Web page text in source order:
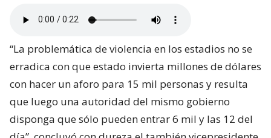
“La problemática de violencia en los estadios no se
erradica con que estado invierta millones de dólares
con hacer un aforo para 15 mil personas y resulta
que luego una autoridad del mismo gobierno
disponga que sólo pueden entrar 6 mil y las 12 del